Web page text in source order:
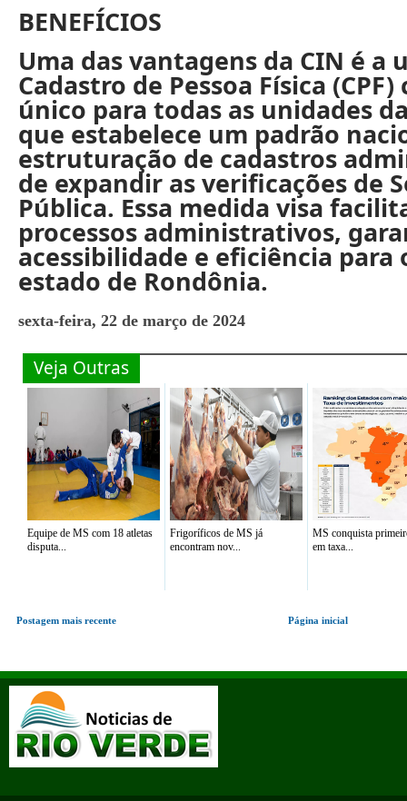
BENEFÍCIOS
Uma das vantagens da CIN é a
Cadastro de Pessoa Física
único para todas as unidades
que estabelece um padrão
estruturação de cadastros
de expandir as verificações de
Pública. Essa medida visa
processos administrativos,
acessibilidade e eficiência para
estado de Rondônia.
sexta-feira, 22 de março de 2024
Veja Outras
Equipe de MS com 18 atletas
disputa...
Frigoríficos de MS já
encontram nov...
MS conquista
em taxa...
Postagem mais recente Página inicial